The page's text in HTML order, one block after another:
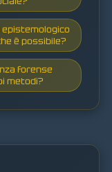
è possibile?
forense
metodi?